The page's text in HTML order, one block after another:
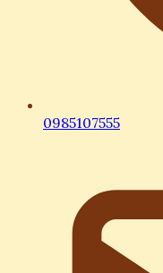
0985107555